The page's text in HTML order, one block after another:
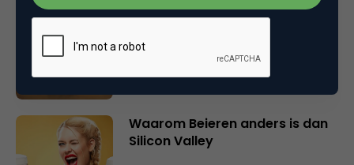
Inspiratie uit Londen:
en de ‘vergeten’ 50+-man
Waarom Beieren anders is dan
Silicon Valley